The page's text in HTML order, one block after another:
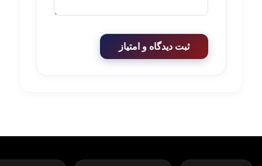
ثبت دیدگاه و امتیاز